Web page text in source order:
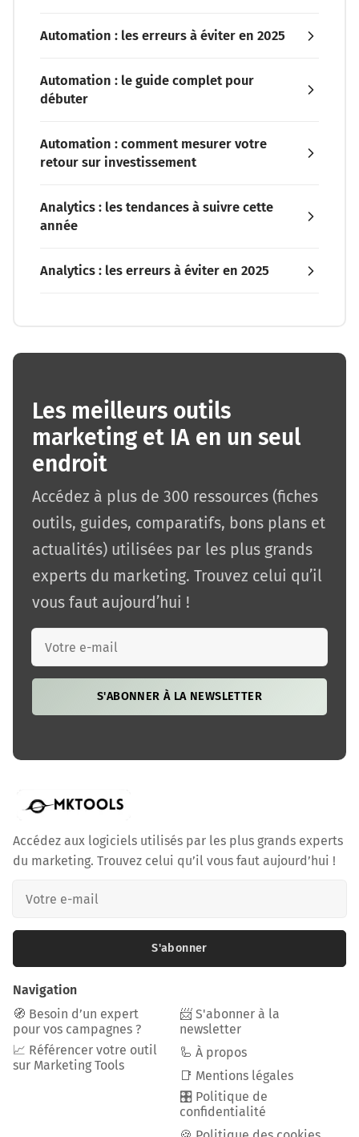
Automation : les erreurs à éviter en 2025
Automation : le guide complet pour
débuter
Automation : comment mesurer votre
retour sur investissement
Analytics : les tendances à suivre cette
année
Analytics : les erreurs à éviter en 2025
Les meilleurs outils
marketing et IA en un seul
endroit
Accédez à plus de 300 ressources (fiches
outils, guides, comparatifs, bons plans et
actualités) utilisées par les plus grands
experts du marketing. Trouvez celui qu’il
vous faut aujourd’hui !
S'ABONNER À LA NEWSLETTER
Accédez aux logiciels utilisés par les plus grands experts
du marketing. Trouvez celui qu’il vous faut aujourd’hui !
S'abonner
Navigation
🧭 Besoin d’un expert
pour vos campagnes ?
📈 Référencer votre outil
sur Marketing Tools
📨 S'abonner à la
newsletter
🦾 À propos
📑 Mentions légales
🎛️ Politique de
confidentialité